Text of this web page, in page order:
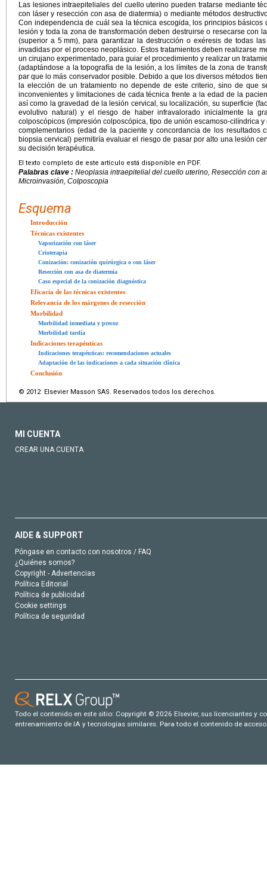
Las lesiones intraepiteliales del cuello uterino pueden tratarse mediante
con láser y resección con asa de diatermia) o mediante métodos
Con independencia de cuál sea la técnica escogida, los principios básicos
lesión y toda la zona de transformación deben destruirse o resecarse con
(superior a 5 mm), para garantizar la destrucción o exéresis de todas
invadidas por el proceso neoplásico. Estos tratamientos deben realizarse
un cirujano experimentado, para guiar el procedimiento y realizar un
(adaptándose a la topografía de la lesión, a los límites de la zona de
par que lo más conservador posible. Debido a que los diversos métodos
la elección de un tratamiento no depende de este criterio, sino de que
inconvenientes y limitaciones de cada técnica frente a la edad de la
así como la gravedad de la lesión cervical, su localización, su superficie
evolutivo natural) y el riesgo de haber infravalorado inicialmente la
colposcópicos (impresión colposcópica, tipo de unión escamoso-cilíndrica
complementarios (edad de la paciente y concordancia de los resultados
biopsia cervical) permitiría evaluar el riesgo de pasar por alto una lesión
su decisión terapéutica.
El texto completo de este artículo está disponible en PDF.
Palabras clave : Neoplasia intraepitelial del cuello uterino, Resección con
Microinvasión, Colposcopia
Esquema
Introducción
Técnicas existentes
Vaporización con láser
Crioterapia
Conización: conización quirúrgica o con láser
Resección con asa de diatermia
Caso especial de la conización diagnóstica
Eficacia de las técnicas existentes
Relevancia de los márgenes de resección
Morbilidad
Morbilidad inmediata y precoz
Morbilidad tardía
Indicaciones terapéuticas
Indicaciones terapéuticas: recomendaciones actuales
Adaptación de las indicaciones a cada situación clínica
Conclusión
© 2012 Elsevier Masson SAS. Reservados todos los derechos.
MI CUENTA
CREAR UNA CUENTA
AIDE & SUPPORT
Póngase en contacto con nosotros / FAQ
¿Quiénes somos?
Copyright - Advertencias
Política Editorial
Política de publicidad
Cookie settings
Política de seguridad
Todo el contenido en este sitio: Copyright © 2026 Elsevier, sus licenciantes y
entrenamiento de IA y tecnologías similares. Para todo el contenido de